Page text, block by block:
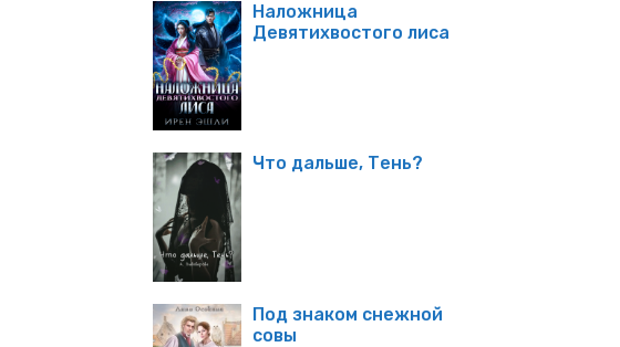
Наложница
Девятихвостого лиса
Что дальше, Тень?
Под знаком снежной
совы